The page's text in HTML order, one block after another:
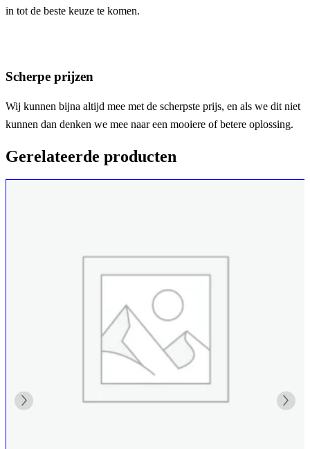
in tot de beste keuze te komen.
Scherpe prijzen
Wij kunnen bijna altijd mee met de scherpste prijs, en als we dit niet
kunnen dan denken we mee naar een mooiere of betere oplossing.
Gerelateerde producten